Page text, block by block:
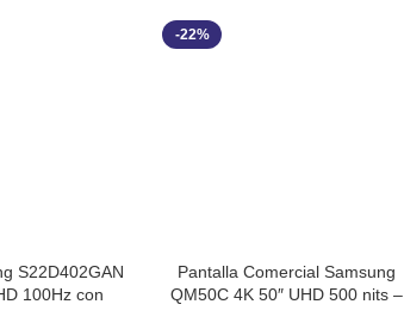
S22D402GAN
100Hz con
-22%
AÑADIR AL CARRITO
Pantalla Comercial Samsung
QM50C 4K 50″ UHD 500 nits –